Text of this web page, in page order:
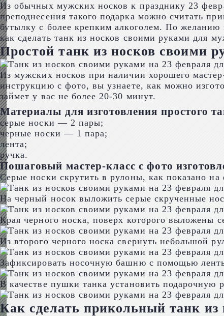
Из обычных мужских носков к празднику 23
преподнесения такого подарка можно считать
бутылку с более крепким алкоголем. По
как сделать танк из носков своими руками для
Простой танк из носков своими
Из мужских носков при наличии хорошего
инструкцию с фото, вы узнаете, как можно
займет у вас не более 20-30 минут.
Материалы для изготовления простого
серые носки — 2 пары;
черные носки — 1 пара;
лента;
ручка.
Пошаговый мастер-класс с фото
Серые носки скрутить в рулоны, как показано на
На черный носок выложить серые скрученные
Края черного носка, поверх которого выложены
Из второго черного носка свернуть небольшой
Зафиксировать носочную башню с помощью
В качестве пушки танка установить подарочную
Как сделать прикольный танк